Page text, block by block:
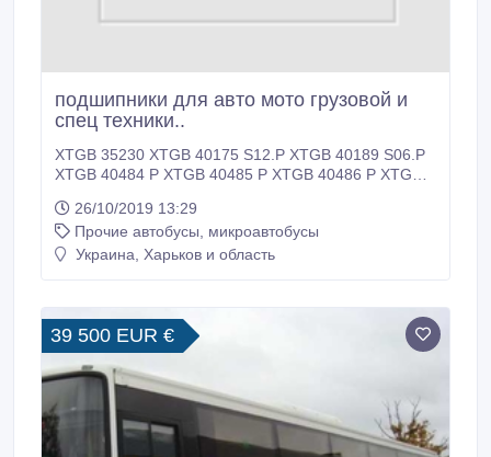
подшипники для авто мото грузовой и
спец техники..
XTGB 35230 XTGB 40175 S12.P XTGB 40189 S06.P
XTGB 40484 P XTGB 40485 P XTGB 40486 P XTGB
40599 S01.P XTGB 40600 P XTGB 40917 S11.P
XTGB 41161 R02 XTGB 41510 R00 XTGB 41515
XTGB 41525 XTGB 41556 R00 XTGB 41842 R01
26/10/2019 13:29
Прочие автобусы, микроавтобусы
Украина, Харьков и область
39 500 EUR €